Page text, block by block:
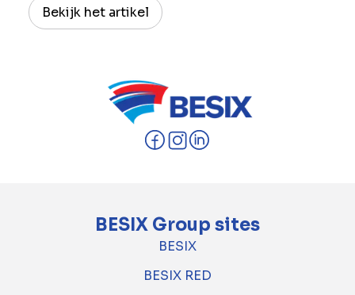
Bekijk het artikel
BESIX Group sites
BESIX
BESIX RED